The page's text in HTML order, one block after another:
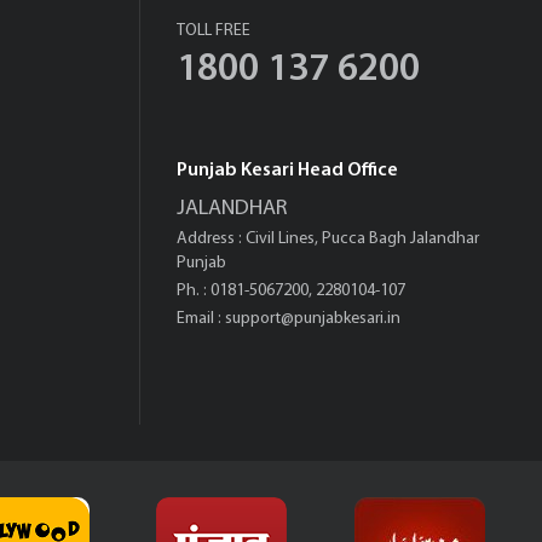
TOLL FREE
1800 137 6200
Punjab Kesari Head Office
JALANDHAR
Address : Civil Lines, Pucca Bagh Jalandhar
Punjab
Ph. : 0181-5067200, 2280104-107
Email : support@punjabkesari.in